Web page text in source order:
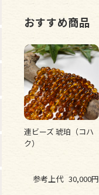
おすすめ商品
連ビーズ 琥珀（コハ
ク）
参考上代 30,000円